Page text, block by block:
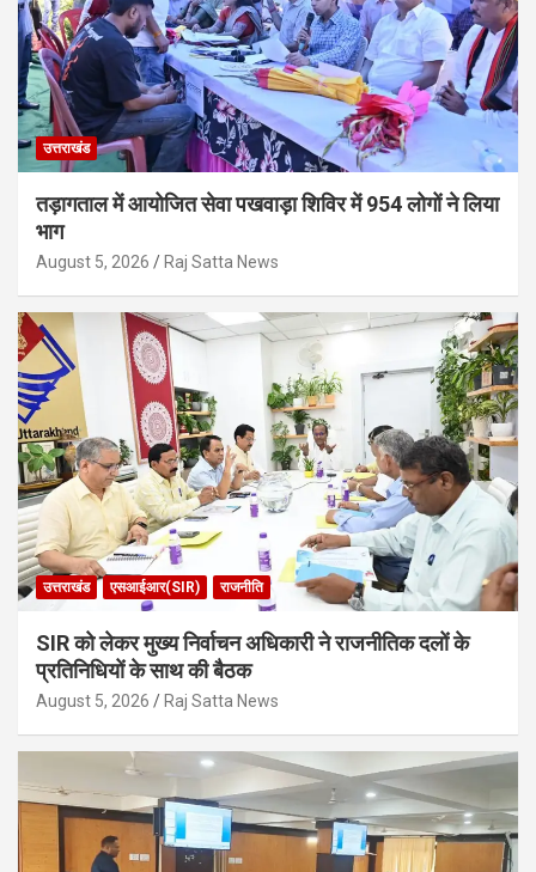
उत्तराखंड
तड़ागताल में आयोजित सेवा पखवाड़ा शिविर में 954 लोगों ने लिया
भाग
August 5, 2026 Raj Satta News
उत्तराखंड एसआईआर(SIR) राजनीति
SIR को लेकर मुख्य निर्वाचन अधिकारी ने राजनीतिक दलों के
प्रतिनिधियों के साथ की बैठक
August 5, 2026 Raj Satta News